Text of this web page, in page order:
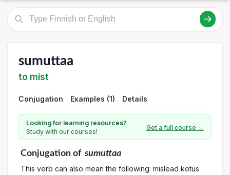
sumuttaa
to mist
Conjugation Examples (1) Details
Looking for learning resources?
Study with our courses!
Get a full course →
Conjugationof sumuttaa
This verb can also mean the following: mislead kotus